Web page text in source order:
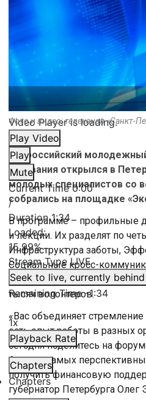
Video Player is loading.
Play Video
Play
Mute
Current Time0:00
/
Duration1:34
Loaded:
15.99%
Stream TypeLIVE
Seek to live, currently
Remaining Time-1:34
1x
Playback Rate
Chapters
Chapters
Фото и видео: телеканал «Санкт-
Всероссийский
призвания открылся в
молодых специалистов со
собрались на площадке
В программе – профильные
и лекции. Их разделят по
Инфраструктура заботы,
Социальные кросс-
Всего в Петербурге сегодня
тысяч волонтеров.
«Вас объединяет
есть опыт работы в разных
сегодня поделитесь на
Авторы самых
получить финансовую
губернатор Петербурга Олег